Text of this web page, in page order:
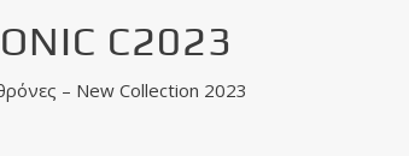
C2023
– New Collection 2023